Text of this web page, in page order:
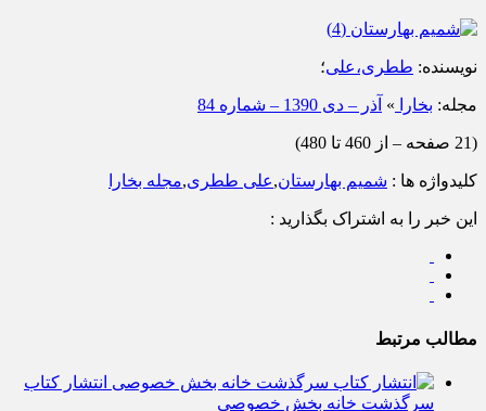
نویسنده: ططری،علی؛
مجله: بخارا » آذر – دی 1390 – شماره 84
(21 صفحه – از 460 تا 480)
کلیدواژه ها : شمیم بهارستان,علی ططری,مجله بخارا
این خبر را به اشتراک بگذارید :
مطالب مرتبط
انتشار کتاب
سرگذشت خانه بخش خصوصی